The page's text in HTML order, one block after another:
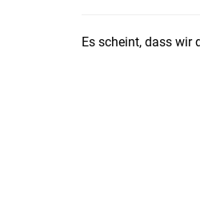
Es scheint, dass wir